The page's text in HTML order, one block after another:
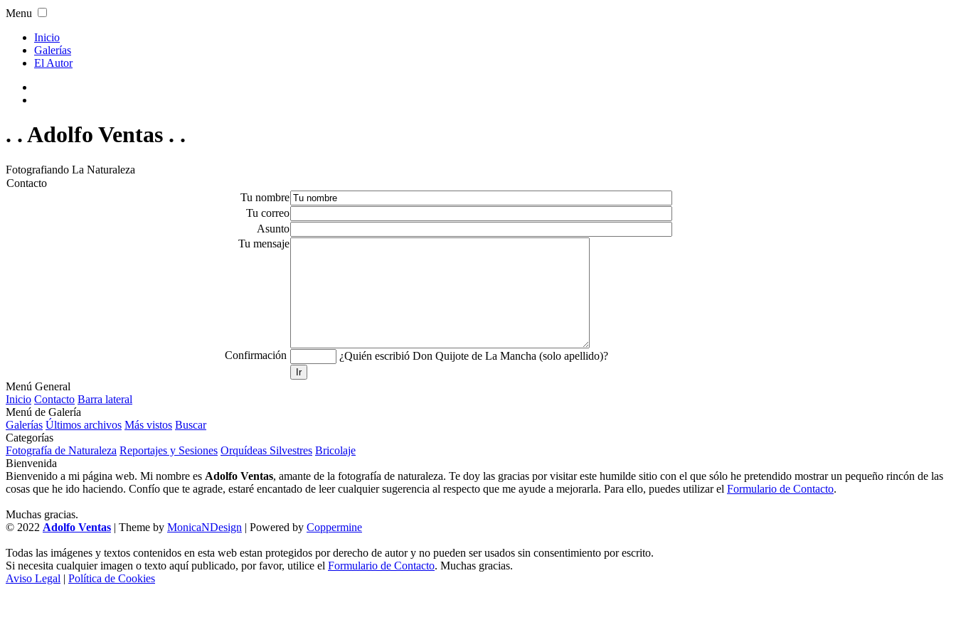
Menu
Inicio
Galerías
El Autor
. . Adolfo Ventas . .
Fotografiando La Naturaleza
Contacto
Tu nombre
Tu correo
Asunto
Tu mensaje
Confirmación ¿Quién escribió Don Quijote de La Mancha (solo apellido)?
Ir
Menú General
Inicio Contacto Barra lateral
Menú de Galería
Galerías Últimos archivos Más vistos Buscar
Categorías
Fotografía de Naturaleza Reportajes y Sesiones Orquídeas Silvestres Bricolaje
Bienvenida
Bienvenido a mi página web. Mi nombre es Adolfo Ventas, amante de la fotografía de naturaleza. Te doy las gracias por visitar este humilde sitio con el que sólo he pretendido mostrar un pequeño rincón de las
cosas que he ido haciendo. Confío que te agrade, estaré encantado de leer cualquier sugerencia al respecto que me ayude a mejorarla. Para ello, puedes utilizar el Formulario de Contacto.
Muchas gracias.
© 2022 Adolfo Ventas | Theme by MonicaNDesign | Powered by Coppermine
Todas las imágenes y textos contenidos en esta web estan protegidos por derecho de autor y no pueden ser usados sin consentimiento por escrito.
Si necesita cualquier imagen o texto aquí publicado, por favor, utilice el Formulario de Contacto. Muchas gracias.
Aviso Legal | Política de Cookies